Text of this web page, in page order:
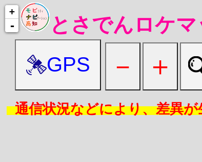
+
- とさでんロケ
通信状況などにより、差異